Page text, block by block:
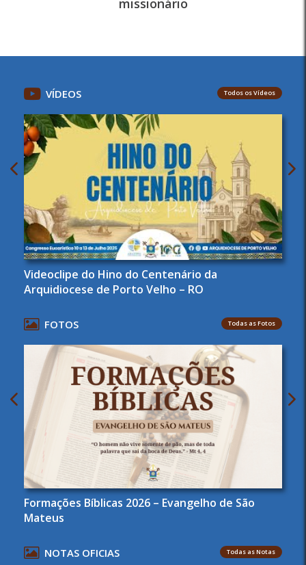
missionário
VÍDEOS Todos os Vídeos
Videoclipe do Hino do Centenário da
Arquidiocese de Porto Velho – RO
FOTOS Todas as Fotos
Formações Bíblicas 2026 – Evangelho de São
Mateus
NOTAS OFICIAS Todas as Notas